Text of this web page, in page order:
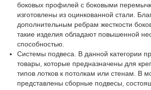
боковых профилей с боковыми
изготовлены из оцинкованной стали.
дополнительным ребрам жесткости
такие изделия обладают повышенной
способностью.
Системы подвеса. В данной категории
товары, которые предназначены для
типов лотков к потолкам или стенам. В
представлены сборные подвесы,